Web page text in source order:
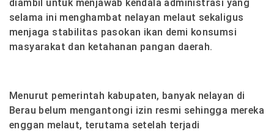
diambil untuk menjawab kendala administrasi yang
selama ini menghambat nelayan melaut sekaligus
menjaga stabilitas pasokan ikan demi konsumsi
masyarakat dan ketahanan pangan daerah.
Menurut pemerintah kabupaten, banyak nelayan di
Berau belum mengantongi izin resmi sehingga mereka
enggan melaut, terutama setelah terjadi